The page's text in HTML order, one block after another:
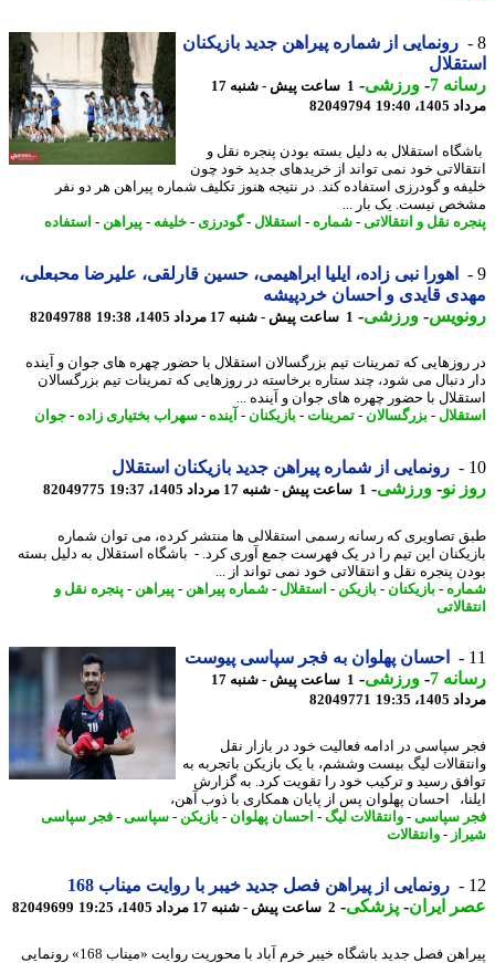
رونمایی از شماره پیراهن جدید بازیکنان
7
-ورزشی-
1 ساعت پیش - شنبه 17
19:40
82049794
استقلال به دلیل بسته بودن پنجره نقل و
خود نمی تواند از خریدهای جدید خود چون
و گودرزی استفاده کند. در نتیجه هنوز تکلیف شماره پیراهن هر دو نفر
نیست. یک بار ...
نقل و انتقالاتی-شماره-استقلال-گودرزی- خلیفه-پیراهن -استفاده
اهورا نبی زاده، ایلیا ابراهیمی، حسین قارلقی، علیرضا محبعلی،
قایدی و احسان خردپیشه
-ورزشی-1 ساعت پیش - شنبه 17 مرداد 1405، 19:38 82049788
که تمرینات تیم بزرگسالان استقلال با حضور چهره های جوان و آینده
دنبال می شود، چند ستاره برخاسته در روزهایی که تمرینات تیم بزرگسالان
با حضور چهره های جوان و آینده ...
-بزرگسالان-تمرینات -بازیکنان-آینده -سهراب بختیاری زاده - جوان
رونمایی از شماره پیراهن جدید بازیکنان استقلال
نو- ورزشی-1 ساعت پیش - شنبه 17 مرداد 1405، 19:37 82049775
تصاویری که رسانه رسمی استقلالی ها منتشر کرده، می توان شماره
این تیم را در یک فهرست جمع آوری کرد. - باشگاه استقلال به دلیل بسته
پنجره نقل و انتقالاتی خود نمی تواند از ...
-بازیکنان-بازیکن -استقلال-شماره پیراهن -پیراهن -پنجره نقل و
احسان پهلوان به فجر سپاسی پیوست
7
-ورزشی-
1 ساعت پیش - شنبه 17
19:35
82049771
سپاسی در ادامه فعالیت خود در بازار نقل
لیگ بیست وششم، با یک بازیکن باتجربه به
رسید و ترکیب خود را تقویت کرد. به گزارش
احسان پهلوان پس از پایان همکاری با ذوب آهن،
سپاسی-وانتقالات لیگ-احسان پهلوان- بازیکن -سپاسی-فجر سپاسی
- وانتقالات
رونمایی از پیراهن فصل جدید خیبر با روایت میناب 168
ایران- پزشکی-2 ساعت پیش - شنبه 17 مرداد 1405، 19:25 82049699
پیراهن فصل جدید باشگاه خیبر خرم آباد با محوریت روایت «میناب 168» رونمایی